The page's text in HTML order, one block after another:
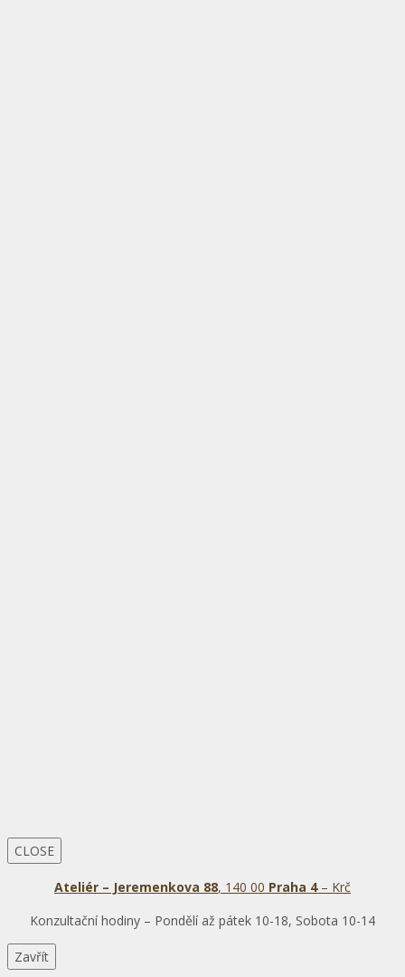
CLOSE
Ateliér – Jeremenkova 88, 140 00 Praha 4– Krč
Konzultační hodiny – Pondělí až pátek 10-18, Sobota 10-14
Zavřít